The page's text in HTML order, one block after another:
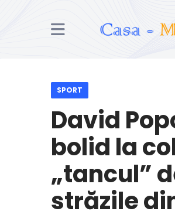
SPORT
David
bolid la
„tancul”
străzile